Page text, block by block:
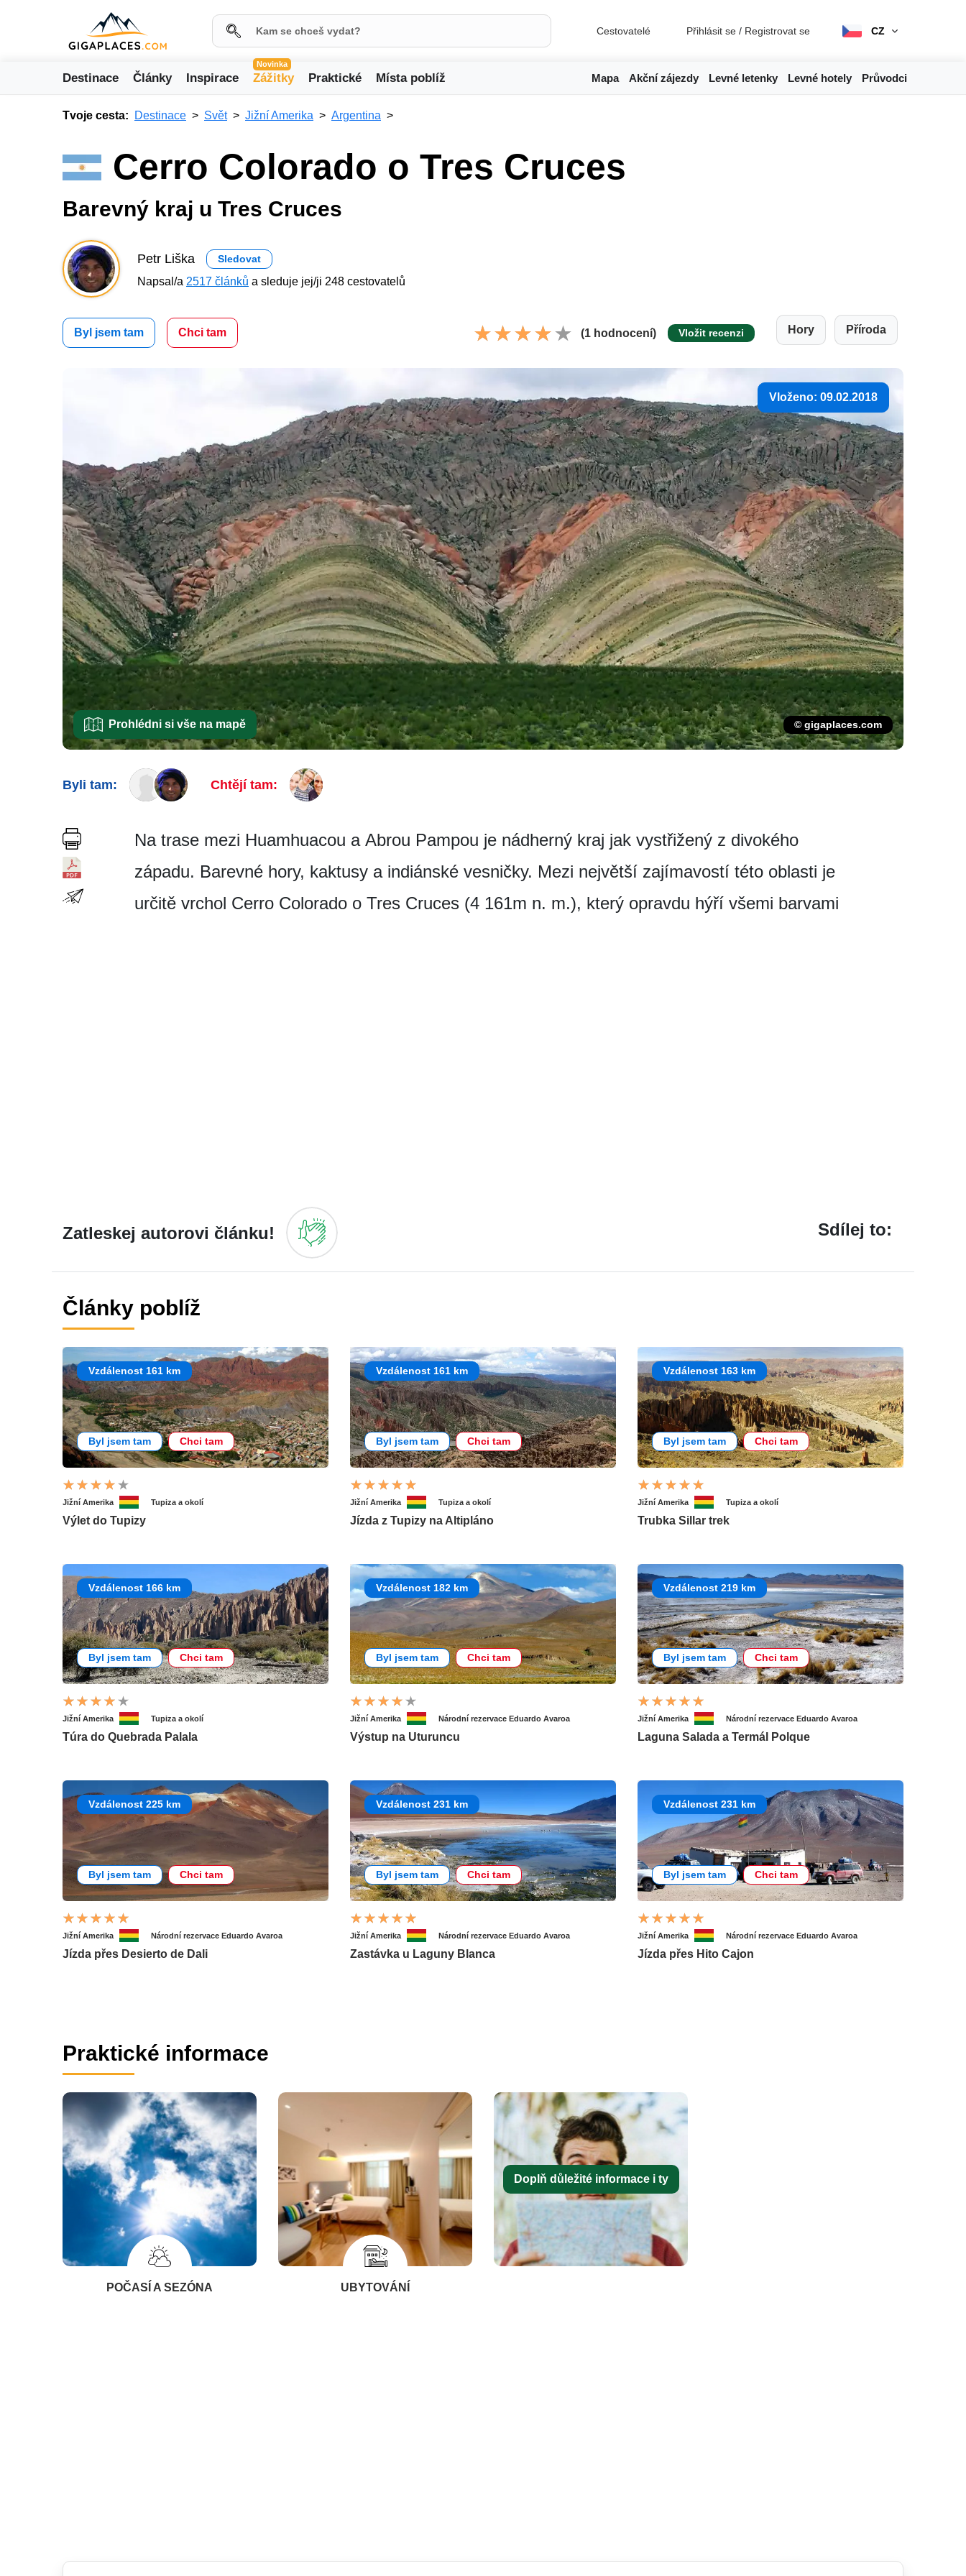
Cestovatelé Přihlásit se / Registrovat se CZ
Destinace Články Inspirace
Novinka
Zážitky Praktické Místa poblíž Mapa Akční zájezdy Levné letenky Levné hotely Průvodci
Tvoje cesta: Destinace Svět Jižní Amerika Argentina
Cerro Colorado o Tres Cruces
Barevný kraj u Tres Cruces
Petr Liška Sledovat
Napsal/a 2517 článků a sleduje jej/ji 248 cestovatelů
Byl jsem tam Chci tam (1 hodnocení) Vložit recenzi Hory Příroda
Vloženo: 09.02.2018
Prohlédni si vše na mapě © gigaplaces.com
Byli tam: Chtějí tam:
Na trase mezi Huamhuacou a Abrou Pampou je nádherný kraj jak vystřižený z divokého
západu. Barevné hory, kaktusy a indiánské vesničky. Mezi největší zajímavostí této oblasti je
určitě vrchol Cerro Colorado o Tres Cruces (4 161m n. m.), který opravdu hýří všemi barvami
Zatleskej autorovi článku! Sdílej to:
Články poblíž
Vzdálenost 161 km
Byl jsem tam Chci tam
Jižní Amerika Tupiza a okolí
Výlet do Tupizy
Vzdálenost 161 km
Byl jsem tam Chci tam
Jižní Amerika Tupiza a okolí
Jízda z Tupizy na Altipláno
Vzdálenost 163 km
Byl jsem tam Chci tam
Jižní Amerika Tupiza a okolí
Trubka Sillar trek
Vzdálenost 166 km
Byl jsem tam Chci tam
Jižní Amerika Tupiza a okolí
Túra do Quebrada Palala
Vzdálenost 182 km
Byl jsem tam Chci tam
Jižní Amerika Národní rezervace Eduardo Avaroa
Výstup na Uturuncu
Vzdálenost 219 km
Byl jsem tam Chci tam
Jižní Amerika Národní rezervace Eduardo Avaroa
Laguna Salada a Termál Polque
Vzdálenost 225 km
Byl jsem tam Chci tam
Jižní Amerika Národní rezervace Eduardo Avaroa
Jízda přes Desierto de Dali
Vzdálenost 231 km
Byl jsem tam Chci tam
Jižní Amerika Národní rezervace Eduardo Avaroa
Zastávka u Laguny Blanca
Vzdálenost 231 km
Byl jsem tam Chci tam
Jižní Amerika Národní rezervace Eduardo Avaroa
Jízda přes Hito Cajon
Praktické informace
POČASÍ A SEZÓNA UBYTOVÁNÍ
Doplň důležité informace i ty